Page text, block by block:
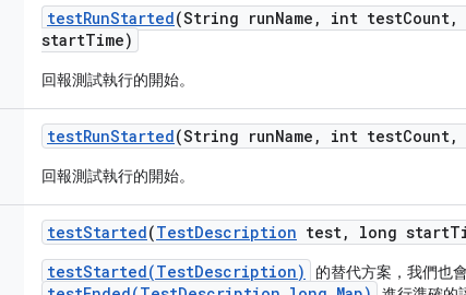
testRunStarted(String runName , int testCount,
startTime)
回報測試執行的開始。
testRunStarted(String runName , int testCount,
回報測試執行的開始。
testStarted(TestDescription test, long start
testStarted(TestDescription)
的替代方案，我們也